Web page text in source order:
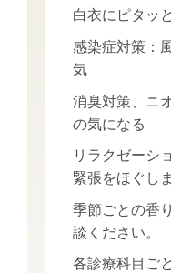
白衣にピタッ
感染症対策：
気
消臭対策、ニ
の気になる
リラクゼーシ
緊張をほぐし
季節ごとの
談ください。
各診療科目ご